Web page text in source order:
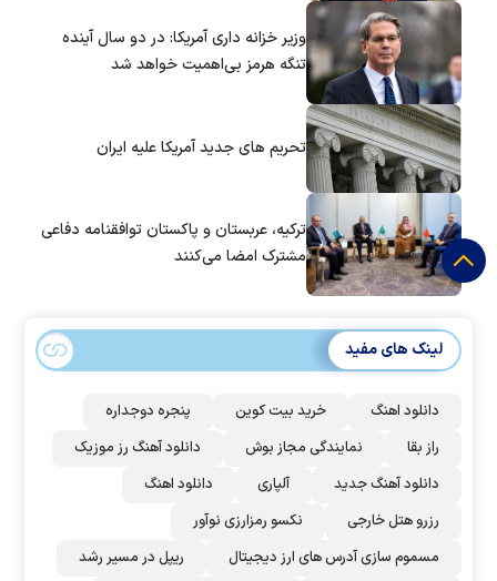
وزیر خزانه داری آمریکا: در دو سال آینده
تنگه هرمز بی‌اهمیت خواهد شد
تحریم های جدید آمریکا علیه ایران
ترکیه، عربستان و پاکستان توافقنامه دفاعی
مشترک امضا می‌کنند
لینک های مفید
دانلود اهنگ خرید بیت کوین
پنجره دوجداره
راز بقا
نمایندگی مجاز بوش
دانلود آهنگ رز‌ موزیک
دانلود آهنگ جدید
آلپاری
دانلود اهنگ
رزرو هتل خارجی
نکسو رمزارزی نوآور
مسموم سازی آدرس های ارز دیجیتال
ریپل در مسیر رشد